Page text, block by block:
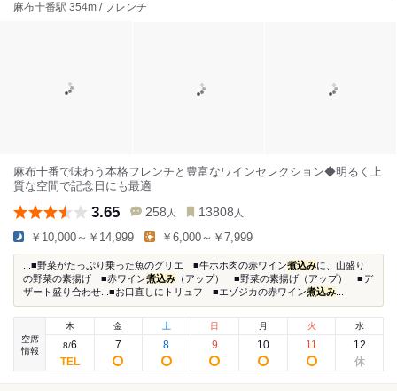
麻布十番駅 354m / フレンチ
麻布十番で味わう本格フレンチと豊富なワインセレクション◆明るく上
質な空間で記念日にも最適
3.65 258 人 13808 人
￥10,000～￥14,999 ￥6,000～￥7,999
...■野菜がたっぷり乗った魚のグリエ ■牛ホホ肉の赤ワイン煮込みに、山盛り
の野菜の素揚げ ■赤ワイン煮込み （アップ） ■野菜の素揚げ（アップ） ■デ
ザート盛り合わせ...■お口直しにトリュフ ■エゾジカの赤ワイン煮込み
空席
情報
木
8/6
金
7
土
8
日
9
月
10
火
11
水
12